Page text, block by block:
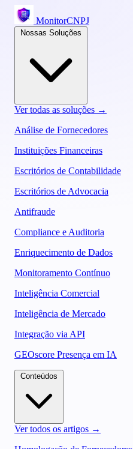
MonitorCNPJ
Ver todas as soluções →
Análise de Fornecedores
Instituições Financeiras
Escritórios de Contabilidade
Escritórios de Advocacia
Antifraude
Compliance e Auditoria
Enriquecimento de Dados
Monitoramento Contínuo
Inteligência Comercial
Inteligência de Mercado
Integração via API
GEOscore Presença em IA
Ver todos os artigos →